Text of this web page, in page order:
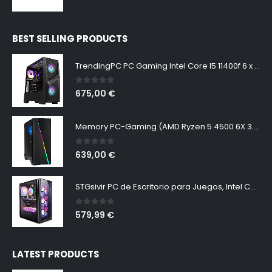
BEST SELLING PRODUCTS
TrendingPC PC Gaming Intel Core I5 11400f 6 x 4,40ghz • NVIDIA GTX 1650 4gb • 16gb RAM DDR4 • SSD 480gb • Windows 11 Pro • WiFi 300mbps • pc Gamer
0out of 5
675,00 €
Memory PC-Gaming (AMD Ryzen 5 4500 6X 3.60GHz, AMD Radeon RX 6600 8GB, 16 GB DDR4, 240 GB SSD, 1000 GB HDD, Windows 11 Pro) Negro
0out of 5
639,00 €
STGsivir PC de Escritorio para Juegos, Intel Core i3-10100F hasta 4.3GHz, GeForce GTX 1660 Super 6GB GDDR6, 16GB DDR4, 1TB SSD, 600M WiFi, BTB 5.0, Ventilador RGB x 6, W11H64
0out of 5
579,99 €
LATEST PRODUCTS